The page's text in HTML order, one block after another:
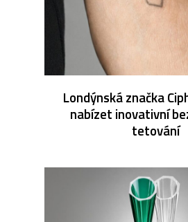
Londýnská značka
nabízet inovativní
tetování